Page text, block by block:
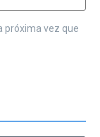
próxima vez que